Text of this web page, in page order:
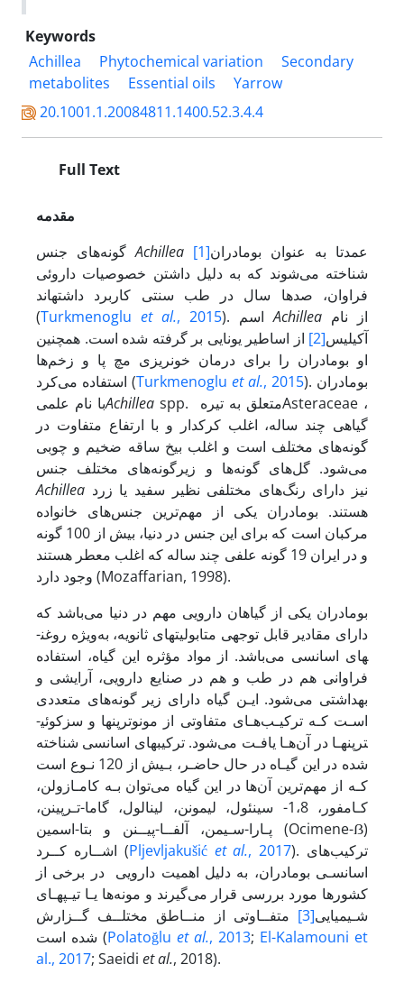
Keywords
Achillea
Phytochemical variation
Secondary
metabolites
Essential oils
Yarrow
20.1001.1.20084811.1400.52.3.4.4
Full Text
مقدمه
گونه‌های جنسAchillea عمدتا به عنوان بومادران[1]
شناخته می‌شوند که به دلیل داشتن خصوصیات داروئی
فراوان، صدها سال در طب سنتی کاربرد داشته­اند
(Turkmenoglu et al., 2015 ). اسمAchillea از نام
آکیلیس[2]
از اساطیر یونایی بر گرفته شده است. همچنین
او بومادران را برای درمان خونریزی مچ پا و زخم‌ها
استفاده می‌کرد (Turkmenoglu et al., 2015). بومادران
با نام علمیAchillea spp. متعلق به تیرهAsteraceae ،
گیاهی چند ساله، اغلب کرکدار و با ارتفاع متفاوت در
گونه‌های مختلف است و اغلب بیخ ساقه ضخیم و چوبی
می‌شود. گل‌های گونه‌ها و زیرگونه‌های مختلف جنس
Achillea
هستند. بومادران یکی از مهم‌ترین جنس‌های خانواده
مرکبان است که برای این جنس در دنیا، بیش از 100 گونه
و در ایران 19 گونه علفی چند ساله که اغلب معطر هستند
وجود دارد (Mozaffarian, 1998).
بومادران یکی از گیاهان دارویی مهم در دنیا می‌باشد که
دارای مقادیر قابل توجهی متابولیت­های ثانویه، به‌ویژه روغن­
های اسانسی می‌باشد. از مواد مؤثره این گیاه، استفاده
فراوانی هم در طب و هم در صنایع دارویی، آرایشی و
بهداشتی می‌شود. ایـن گیاه دارای زیر گونه‌های متعددی
اسـت کـه ترکیـب‌هـای متفاوتی از مونوترپن­ها و سزکوئی­
ترپن­هـا در آن‌هـا یافـت می‌شود. ترکیب­های اسانسی شناخته
شده در این گیـاه در حال حاضـر، بـیش از 120 نـوع است
کـه از مهم‌ترین آن‌ها در این گیاه می‌توان بـه کامـازولن،
کـامفور، 1،8- سینئول، لیمونن، لینالول، گاما-تـرپینن،
پـارا-سـیمن، آلفــا-پیــنن و بتا-اسمین (Ocimene-ẞ)
اشــاره کــرد (Pljevljakušić et al., 2017). ترکیب‌های
اسانسـی بومادران، به دلیل اهمیت دارویی در برخی از
کشورها مورد بررسی قرار می‌گیرند و مونه‌ها یـا تیـپ­هـای
شـیمیایی[3]
متفــاوتی از منــاطق مختلــف گــزارش
شده است (Polatoğlu et al., 2013; El-Kalamouni et
al., 2017; Saeidi et al., 2018).